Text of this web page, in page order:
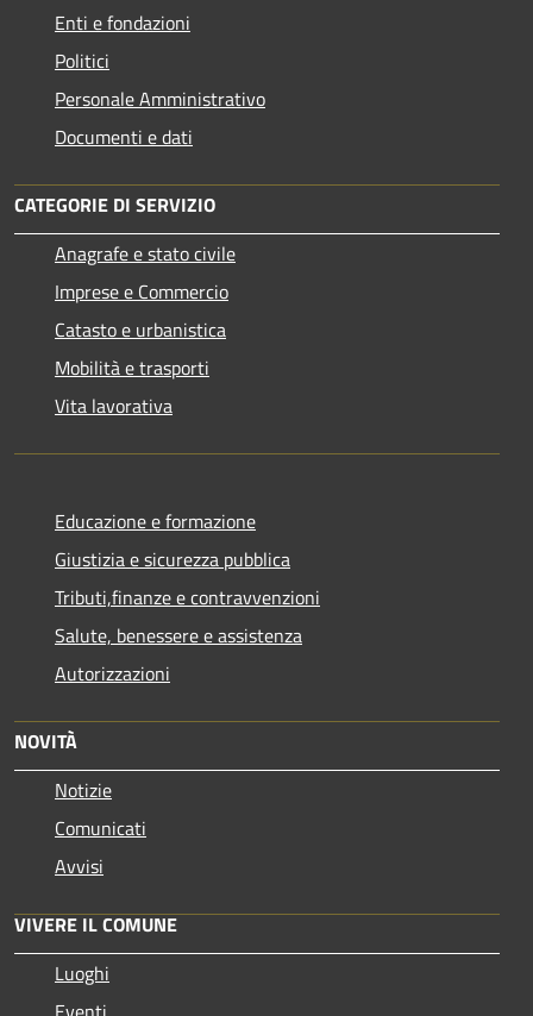
Enti e fondazioni
Politici
Personale Amministrativo
Documenti e dati
CATEGORIE DI SERVIZIO
Anagrafe e stato civile
Imprese e Commercio
Catasto e urbanistica
Mobilità e trasporti
Vita lavorativa
Educazione e formazione
Giustizia e sicurezza pubblica
Tributi,finanze e contravvenzioni
Salute, benessere e assistenza
Autorizzazioni
NOVITÀ
Notizie
Comunicati
Avvisi
VIVERE IL COMUNE
Luoghi